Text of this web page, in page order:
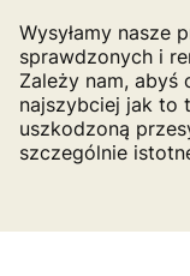
Wysyłamy nasze
sprawdzonych i
Zależy nam, abyś
najszybciej jak to
uszkodzoną
szczególnie